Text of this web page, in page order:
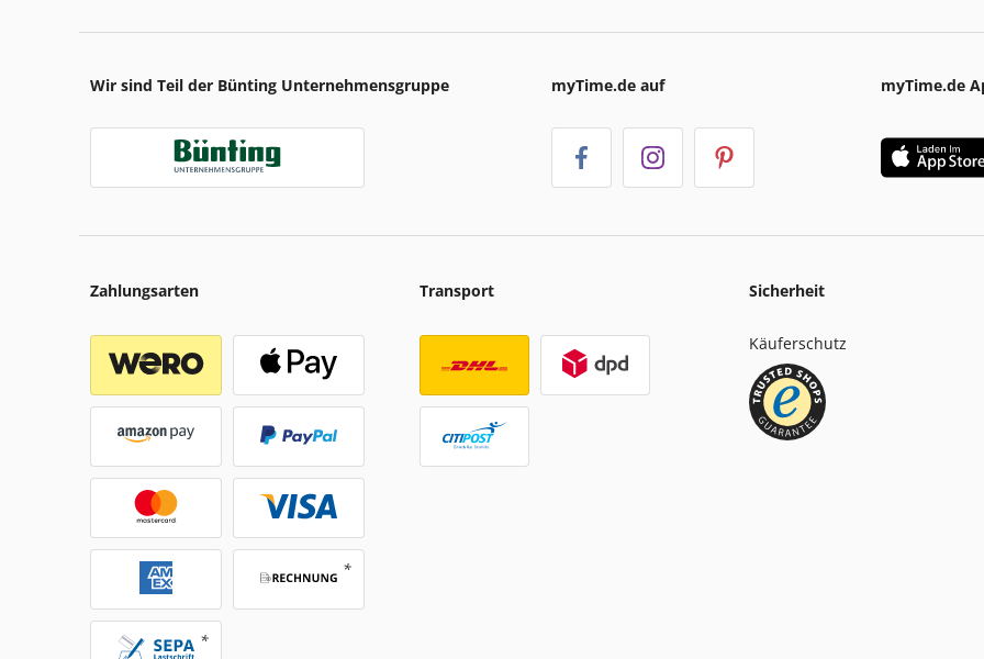
Wir sind Teil der Bünting Unternehmensgruppe myTime.de auf myTime.de
Zahlungsarten Transport Sicherheit
Käuferschutz